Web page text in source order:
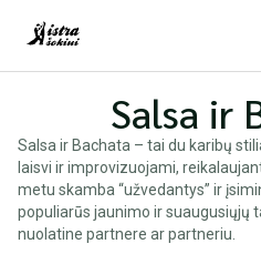
Salsa ir
Salsa ir Bachata – tai du karibų
laisvi ir improvizuojami,
metu skamba “užvedantys” ir
populiarūs jaunimo ir suaugusiųjų
nuolatine partnere ar partneriu.